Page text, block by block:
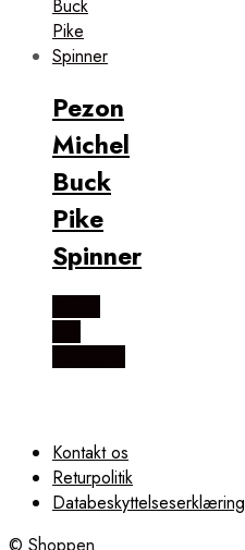
Pezon
Michel
Buck
Pike
Spinner
Kontakt os
Returpolitik
Databeskyttelseserklæring